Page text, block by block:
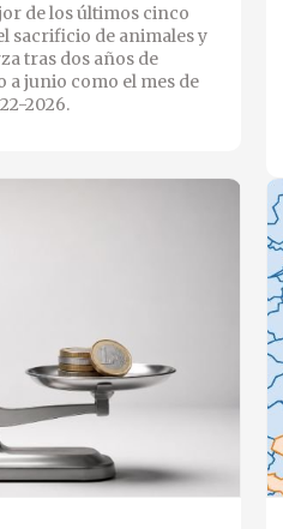
de los últimos cinco
sacrificio de animales y
tras dos años de
junio como el mes de
2026.